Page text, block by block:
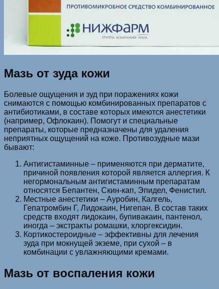
Мазь от зуда кожи
Болевые ощущения и зуд при поражениях кожи
снимаются с помощью комбинированных препаратов с
антибиотиками, в составе которых имеются анестетики
(например, Офлокаин). Помогут и специальные
препараты, которые предназначены для удаления
неприятных ощущений на коже. Противозудные мази
бывают:
Антигистаминные – применяются при дерматите,
причиной появления которой является аллергия. К
негормональным антигистаминным препаратам
относятся Бепантен, Скин-кап, Эпидел, Фенистил.
Местные анестетики – Ауробин, Калгель,
Гепатромбин Г, Лидокаин, Нигепан. В состав таких
средств входят лидокаин, бупивакаин, пантенол,
иногда – экстракты ромашки, хлоргексидин.
Кортикостероидные – эффективны для лечения
зуда при мокнущей экземе, при сухой – в
комбинации с увлажняющими кремами.
Мазь от воспаления кожи